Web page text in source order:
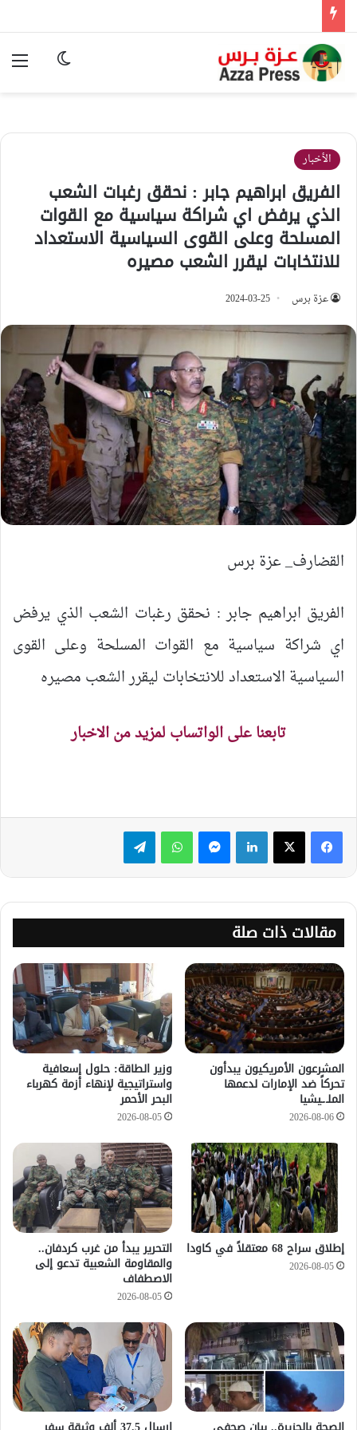
الوضع
الأخبار
الفريق ابراهيم جابر : نحقق رغبات الشعب
الذي يرفض اي شراكة سياسية مع القوات
المسلحة وعلى القوى السياسية الاستعداد
للانتخابات ليقرر الشعب مصيره
عزة برس 2024-03-25
القضارف_ عزة برس
الفريق ابراهيم جابر : نحقق رغبات الشعب الذي يرفض
اي شراكة سياسية مع القوات المسلحة وعلى القوى
السياسية الاستعداد للانتخابات ليقرر الشعب مصيره
تابعنا على الواتساب لمزيد من الاخبار
لينكدإن ماسنجر واتساب تيلقرام
مقالات ذات صلة
المشرعون الأمريكيون يبدأون
تحركاً ضد الإمارات لدعمها
الملـ.ـيشيا
2026-08-06
وزير الطاقة: حلول إسعافية
واستراتيجية لإنهاء أزمة كهرباء
البحر الأحمر
2026-08-05
إطلاق سراح 68 معتقلاً في كاودا
2026-08-05
التحرير يبدأ من غرب كردفان..
والمقاومة الشعبية تدعو إلى
الاصطفاف
2026-08-05